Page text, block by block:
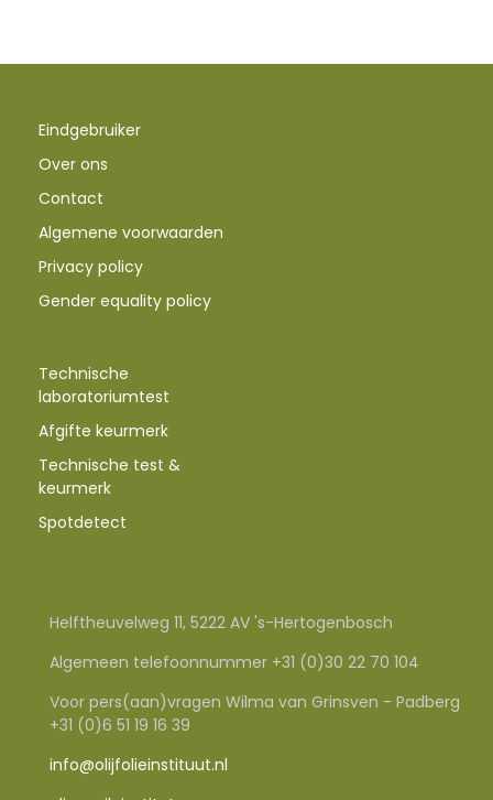
Eindgebruiker
Over ons
Contact
Algemene voorwaarden
Privacy policy
Gender equality policy
Technische
laboratoriumtest
Afgifte keurmerk
Technische test &
keurmerk
Spotdetect
Helftheuvelweg 11, 5222 AV 's-Hertogenbosch
Algemeen telefoonnummer +31 (0)30 22 70 104
Voor pers(aan)vragen Wilma van Grinsven - Padberg
+31 (0)6 51 19 16 39
info@olijfolieinstituut.nl